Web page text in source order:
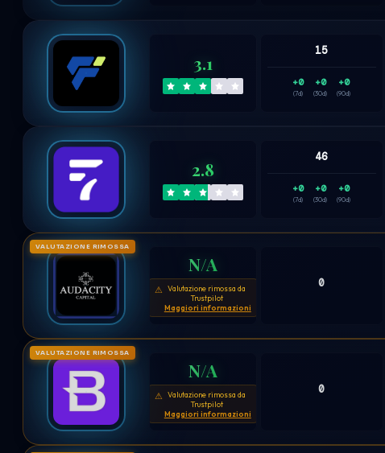
3.1
15
+0
(7d)
+0
(30d)
+0
(90d)
2.8
46
+0
(7d)
+0
(30d)
+0
(90d)
VALUTAZIONE RIMOSSA
N/A
⚠
Valutazione rimossa da
Trustpilot
Maggiori informazioni
0
VALUTAZIONE RIMOSSA
N/A
⚠
Valutazione rimossa da
Trustpilot
Maggiori informazioni
0